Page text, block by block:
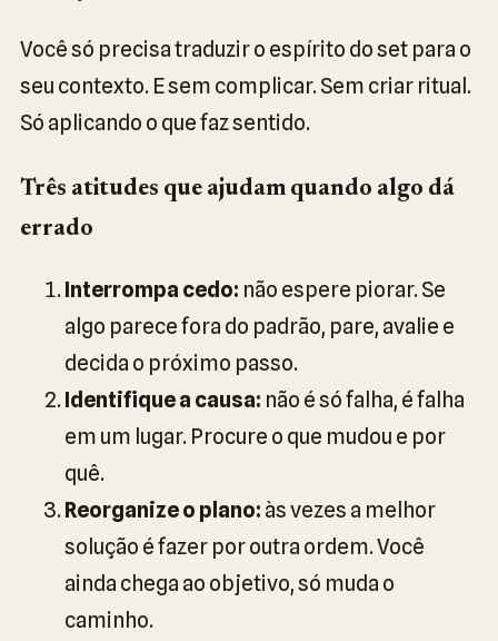
Você só precisa traduzir o espírito do set para o
seu contexto. E sem complicar. Sem criar ritual.
Só aplicando o que faz sentido.
Três atitudes que ajudam quando algo dá
errado
Interrompa cedo: não espere piorar. Se
algo parece fora do padrão, pare, avalie e
decida o próximo passo.
Identifique a causa: não é só falha, é falha
em um lugar. Procure o que mudou e por
quê.
Reorganize o plano: às vezes a melhor
solução é fazer por outra ordem. Você
ainda chega ao objetivo, só muda o
caminho.